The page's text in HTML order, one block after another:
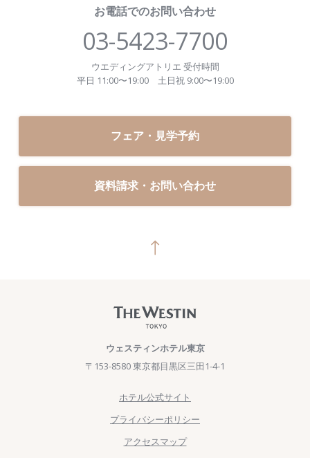
お電話でのお問い合わせ
03-5423-7700
ウエディングアトリエ 受付時間
平日 11:00〜19:00
土日祝 9:00〜19:00
フェア・見学予約
資料請求・お問い合わせ
ウェスティンホテル東京
〒153-8580 東京都目黒区三田1-4-1
ホテル公式サイト
プライバシーポリシー
アクセスマップ